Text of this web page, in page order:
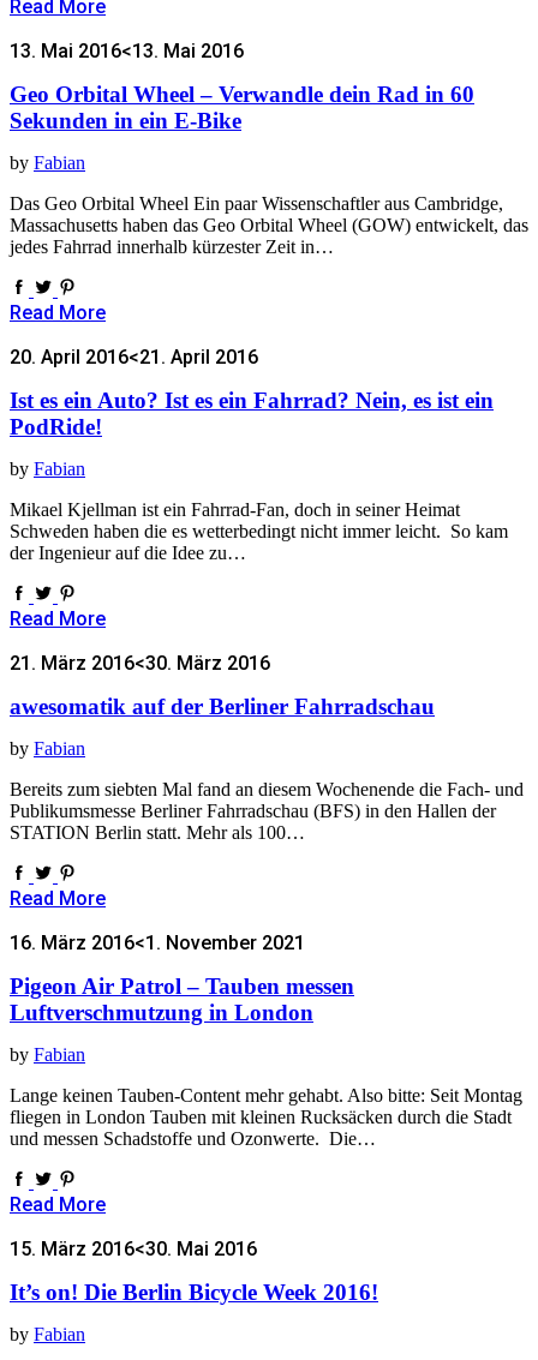
Read More
13. Mai 2016<13. Mai 2016
Geo Orbital Wheel – Verwandle dein Rad in 60
Sekunden in ein E-Bike
by Fabian
Das Geo Orbital Wheel Ein paar Wissenschaftler aus Cambridge,
Massachusetts haben das Geo Orbital Wheel (GOW) entwickelt, das
jedes Fahrrad innerhalb kürzester Zeit in…
Read More
20. April 2016<21. April 2016
Ist es ein Auto? Ist es ein Fahrrad? Nein, es ist ein
PodRide!
by Fabian
Mikael Kjellman ist ein Fahrrad-Fan, doch in seiner Heimat
Schweden haben die es wetterbedingt nicht immer leicht. So kam
der Ingenieur auf die Idee zu…
Read More
21. März 2016<30. März 2016
awesomatik auf der Berliner Fahrradschau
by Fabian
Bereits zum siebten Mal fand an diesem Wochenende die Fach- und
Publikumsmesse Berliner Fahrradschau (BFS) in den Hallen der
STATION Berlin statt. Mehr als 100…
Read More
16. März 2016<1. November 2021
Pigeon Air Patrol – Tauben messen
Luftverschmutzung in London
by Fabian
Lange keinen Tauben-Content mehr gehabt. Also bitte: Seit Montag
fliegen in London Tauben mit kleinen Rucksäcken durch die Stadt
und messen Schadstoffe und Ozonwerte. Die…
Read More
15. März 2016<30. Mai 2016
It’s on! Die Berlin Bicycle Week 2016!
by Fabian